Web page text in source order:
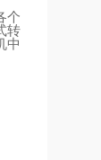
个
转
中